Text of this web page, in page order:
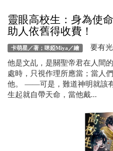
靈眼高校生：身為使
助人依舊得收費！
卡萌星／著；咪婭Miya／繪 要有光(
他是文乩，是關聖帝君在人間
處時，只視作理所應當；當人
他。 ——可是，難道神明就該
生起就自帶天命，當他戴...